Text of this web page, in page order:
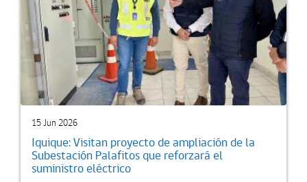
15 Jun 2026
Iquique: Visitan proyecto de ampliación de la
Subestación Palafitos que reforzará el
suministro eléctrico